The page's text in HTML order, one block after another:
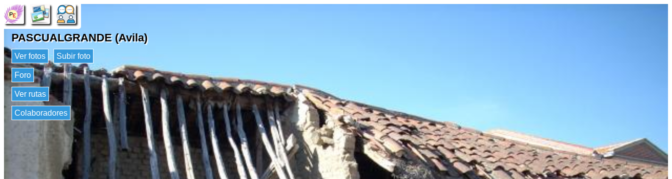
PASCUALGRANDE (Avila)
Ver fotos Subir foto
Foro
Ver rutas
Colaboradores